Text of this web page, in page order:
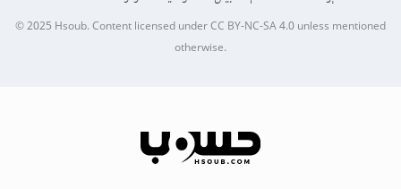
© 2025Hsoub.Content licensed underCC BY-NC-SA 4.0unless mentioned
otherwise.